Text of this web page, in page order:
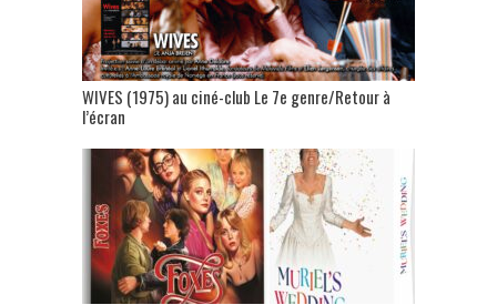
WIVES (1975) au ciné-club Le 7e genre/Retour à
l’écran